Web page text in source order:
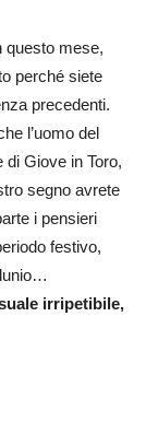
questo mese,
perché siete
precedenti.
l’uomo del
Giove in Toro,
segno avrete
i pensieri
festivo,
irripetibile,